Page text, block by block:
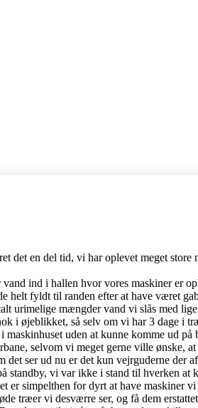
det en del tid, vi har oplevet meget
ind i hallen hvor vores maskiner er
helt fyldt til randen efter at have været
urimelige mængder vand vi slås med
i øjeblikket, så selv om vi har 3 dage i
uden at kunne komme ud
selvom vi meget gerne ville
det ser ud nu er det kun vejrguderne der
standby, vi var ikke i stand til hverken
er simpelthen for dyrt at have maskiner
træer vi desværre ser, og få dem